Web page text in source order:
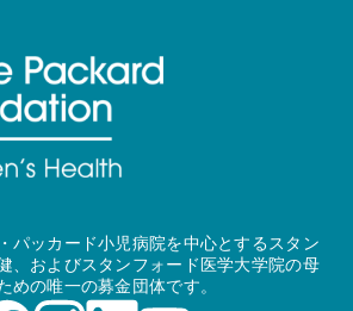
パッカード小児病院を中心とするスタン
、およびスタンフォード医学大学院の母
めの唯一の募金団体です。